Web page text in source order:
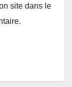
site dans le